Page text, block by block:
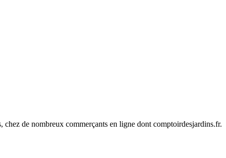
de nombreux commerçants en ligne dont comptoirdesjardins.fr.